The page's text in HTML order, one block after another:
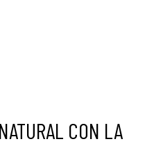
CON LA